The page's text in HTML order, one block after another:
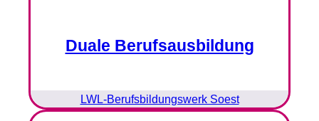
Duale Berufsausbildung
LWL-Berufsbildungswerk Soest